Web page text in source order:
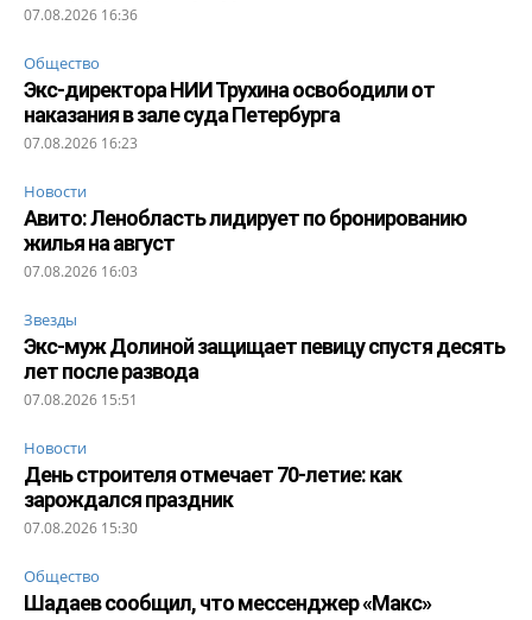
07.08.2026 16:36
Общество
Экс-директора НИИ Трухина освободили от
наказания в зале суда Петербурга
07.08.2026 16:23
Новости
Авито: Ленобласть лидирует по бронированию
жилья на август
07.08.2026 16:03
Звезды
Экс-муж Долиной защищает певицу спустя десять
лет после развода
07.08.2026 15:51
Новости
День строителя отмечает 70-летие: как
зарождался праздник
07.08.2026 15:30
Общество
Шадаев сообщил, что мессенджер «Макс»